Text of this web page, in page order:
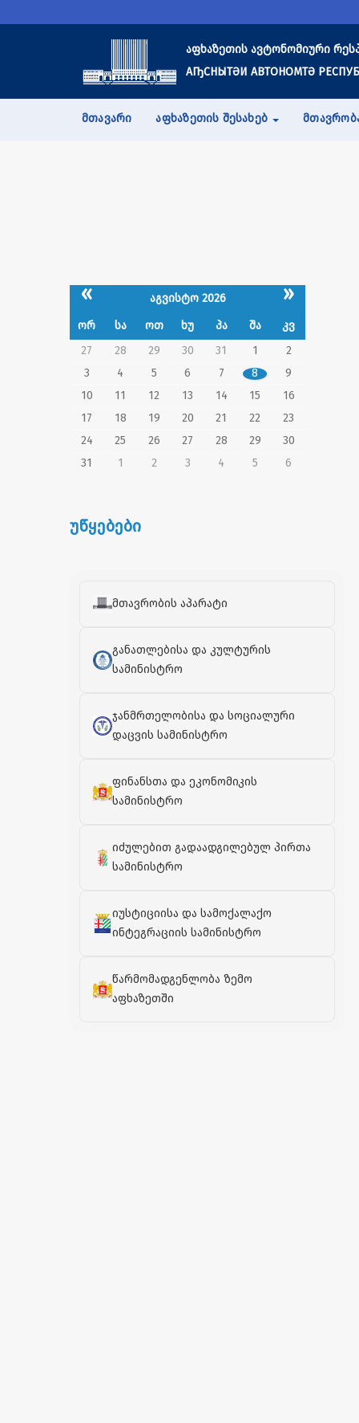
აფხაზეთის ავტონომიური
АҦСНЫТӘИ АВТОНОМТӘ
ᲛᲗᲐᲕᲐᲠᲘ ᲐᲤᲮᲐᲖᲔᲗᲘᲡ ᲨᲔᲡᲐᲮᲔᲑ
« აგვისტო 2026 »
ორ სა ოთ ხუ პა შა
კვ
27
28 29 30 31 1
2
3
4 5 6 7 8
9
10
11 12 13 14 15
16
17
18 19 20 21 22
23
24
25 26 27 28 29
30
31
1 2 3 4 5 6
უწყებები
მთავრობის აპარატი
განათლებისა და კულტურის
სამინისტრო
ჯანმრთელობისა და სოციალური
დაცვის სამინისტრო
ფინანსთა და ეკონომიკის
სამინისტრო
იძულებით გადაადგილებულ პირთა
სამინისტრო
იუსტიციისა და სამოქალაქო
ინტეგრაციის სამინისტრო
წარმომადგენლობა ზემო
აფხაზეთში